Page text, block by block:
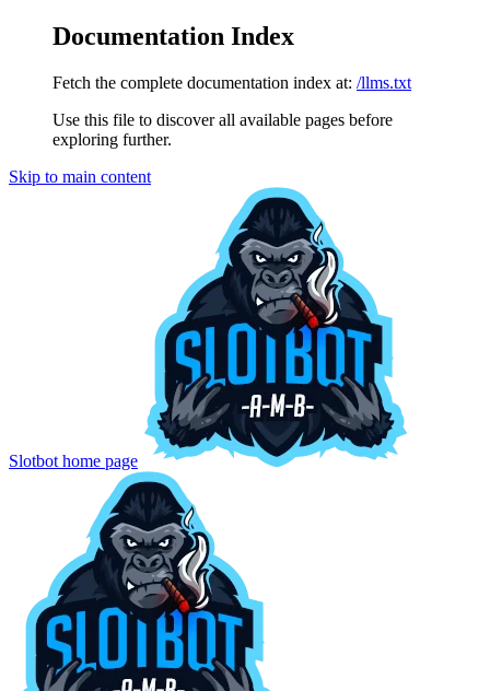
Documentation Index
Fetch the complete documentation index at: /llms.txt
Use this file to discover all available pages before
exploring further.
Skip to main content
Slotbot home page